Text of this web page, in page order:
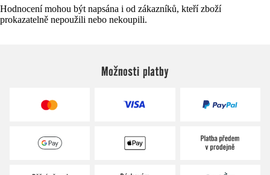
Hodnocení mohou být napsána i od zákazníků, kteří zboží
prokazatelně nepoužili nebo nekoupili.
Možnosti platby